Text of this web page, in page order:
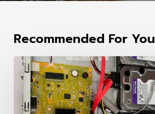
Recommended For You
กล้อง
วงจรปิด
โด
ทาวน์